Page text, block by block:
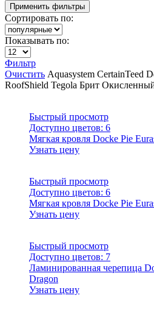
Сортировать по:
Показывать по:
Фильтр
Очистить Aquasystem CertainTeed
RoofShield Tegola Брит
Быстрый просмотр
Доступно цветов: 6
Мягкая кровля Docke Pie
Узнать цену
Быстрый просмотр
Доступно цветов: 6
Мягкая кровля Docke Pie
Узнать цену
Быстрый просмотр
Доступно цветов: 7
Ламинированная черепица
Dragon
Узнать цену